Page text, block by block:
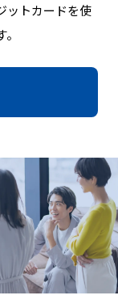
ットカードを使